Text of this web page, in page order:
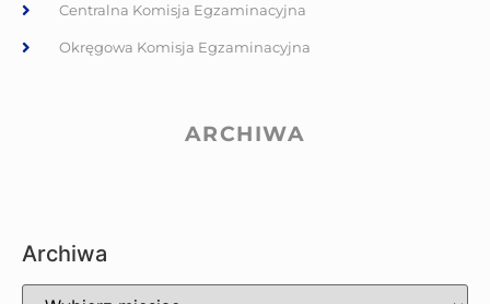
Centralna Komisja Egzaminacyjna
Okręgowa Komisja Egzaminacyjna
ARCHIWA
Archiwa